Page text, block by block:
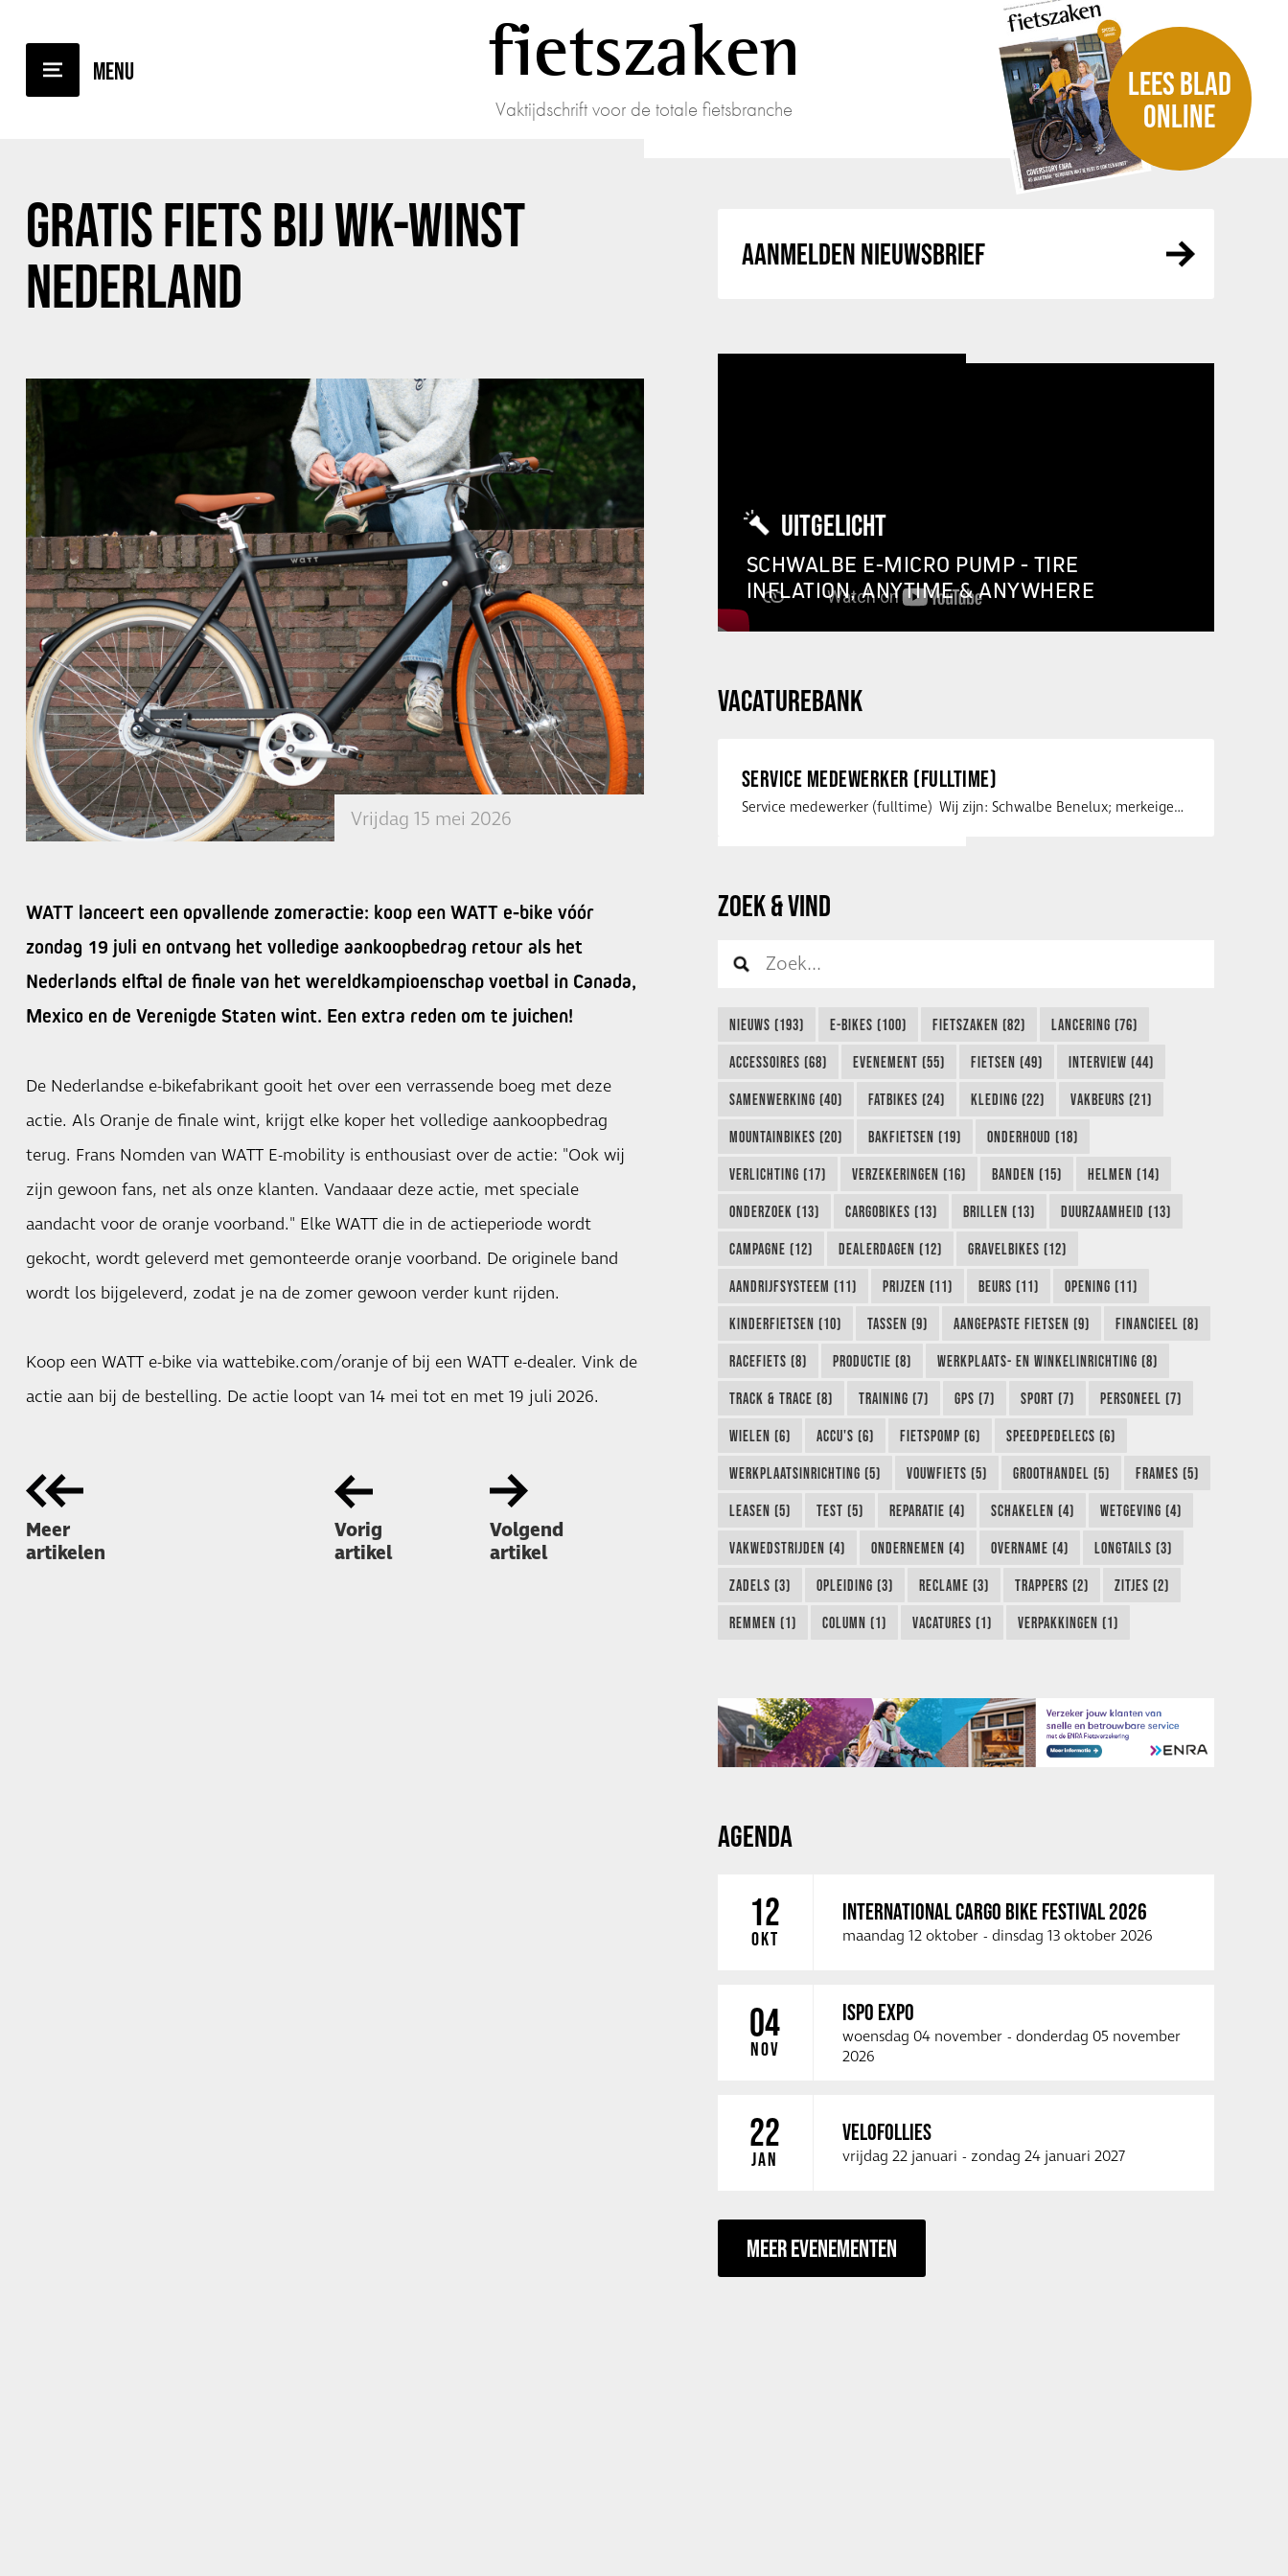
fietszaken
Vaktijdschrift voor de totale fietsbranche
LEES BLAD
ONLINE
GRATIS FIETS BIJ WK-WINST
NEDERLAND
Vrijdag 15 mei 2026
WATT lanceert een opvallende zomeractie: koop een WATT e-bike vóór
zondag 19 juli en ontvang het volledige aankoopbedrag retour als het
Nederlands elftal de finale van het wereldkampioenschap voetbal in Canada,
Mexico en de Verenigde Staten wint. Een extra reden om te juichen!
De Nederlandse e-bikefabrikant gooit het over een verrassende boeg met deze
actie. Als Oranje de finale wint, krijgt elke koper het volledige aankoopbedrag
terug. Frans Nomden van WATT E-mobility is enthousiast over de actie: "Ook wij
zijn gewoon fans, net als onze klanten. Vandaaar deze actie, met speciale
aandacht voor de oranje voorband." Elke WATT die in de actieperiode wordt
gekocht, wordt geleverd met gemonteerde oranje voorband. De originele band
wordt los bijgeleverd, zodat je na de zomer gewoon verder kunt rijden.
Koop een WATT e-bike via wattebike.com/oranjeof bij een WATT e-dealer. Vink de
actie aan bij de bestelling. De actie loopt van 14 mei tot en met 19 juli 2026.
Meer
artikelen
Vorig
artikel
Volgend
artikel
AANMELDEN NIEUWSBRIEF
UITGELICHT
SCHWALBE E-MICRO PUMP - TIRE
INFLATION, ANYTIME & ANYWHERE
VACATUREBANK
SERVICE MEDEWERKER (FULLTIME)
Service medewerker (fulltime) Wij zijn: Schwalbe Benelux; merkeigenaar, …
ZOEK & VIND
NIEUWS (193) E-BIKES (100) FIETSZAKEN (82) LANCERING (76)
ACCESSOIRES (68) EVENEMENT (55) FIETSEN (49) INTERVIEW (44)
SAMENWERKING (40) FATBIKES (24) KLEDING (22) VAKBEURS (21)
MOUNTAINBIKES (20) BAKFIETSEN (19) ONDERHOUD (18)
VERLICHTING (17) VERZEKERINGEN (16) BANDEN (15) HELMEN (14)
ONDERZOEK (13) CARGOBIKES (13) BRILLEN (13) DUURZAAMHEID (13)
CAMPAGNE (12) DEALERDAGEN (12) GRAVELBIKES (12)
AANDRIJFSYSTEEM (11) PRIJZEN (11) BEURS (11) OPENING (11)
KINDERFIETSEN (10) TASSEN (9) AANGEPASTE FIETSEN (9) FINANCIEEL (8)
RACEFIETS (8) PRODUCTIE (8) WERKPLAATS- EN WINKELINRICHTING (8)
TRACK & TRACE (8) TRAINING (7) GPS (7) SPORT (7) PERSONEEL (7)
WIELEN (6) ACCU'S (6) FIETSPOMP (6) SPEEDPEDELECS (6)
WERKPLAATSINRICHTING (5) VOUWFIETS (5) GROOTHANDEL (5) FRAMES (5)
LEASEN (5) TEST (5) REPARATIE (4) SCHAKELEN (4) WETGEVING (4)
VAKWEDSTRIJDEN (4) ONDERNEMEN (4) OVERNAME (4) LONGTAILS (3)
ZADELS (3) OPLEIDING (3) RECLAME (3) TRAPPERS (2) ZITJES (2)
REMMEN (1) COLUMN (1) VACATURES (1) VERPAKKINGEN (1)
AGENDA
12
OKT
INTERNATIONAL CARGO BIKE FESTIVAL 2026
maandag 12 oktober - dinsdag 13 oktober 2026
04
NOV
ISPO EXPO
woensdag 04 november - donderdag 05 november
2026
22
JAN
VELOFOLLIES
vrijdag 22 januari - zondag 24 januari 2027
MEER EVENEMENTEN